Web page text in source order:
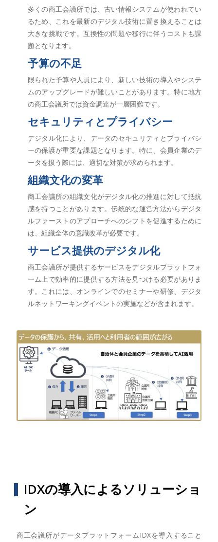
多くの商工会議所では、古い情報システムが使われてい
るため、これを最新のデジタル技術に置き換えることは
大きな挑戦です。互換性の問題や移行に伴うコストも課
題となります。
予算の不足
限られた予算や人員により、新しい技術の導入やシステ
ムのアップグレードが難しいことがあります。特に地方
の商工会議所では資金調達が一層困難です。
セキュリティとプライバシー
デジタル化により、データのセキュリティとプライバシ
ーの保護が重要な課題となります。特に、会員企業のデ
ータを扱う際には、適切な対策が求められます。
組織文化の変革
商工会議所の組織文化がデジタル化の推進に対して抵抗
感を持つことがあります。伝統的な運営方法からデジタ
ルファーストのアプローチへのシフトを促進するために
は、組織全体の意識改革が必要です。
サービス提供のデジタル化
商工会議所が提供するサービスをデジタルプラットフォ
ーム上で効率的に提供する方法を見つける必要がありま
す。これには、オンラインでのセミナーや研修、デジタ
ルネットワーキングイベントの実施などが含まれます。
IDXの導入によるソリューショ
ン
商工会議所がデータプラットフォームIDXを導入すること